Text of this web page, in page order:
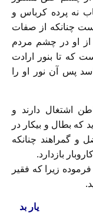
نه پرده کرباس و
چنانکه از صفات
از او در چشم مردم
که تا بنور ارادت
پس آن نور او را
اشتغال دارند و
که بطال و بیکار در
و گمراهند چنانکه
بازدارد.
زیرا که فقیر
بد یار بد